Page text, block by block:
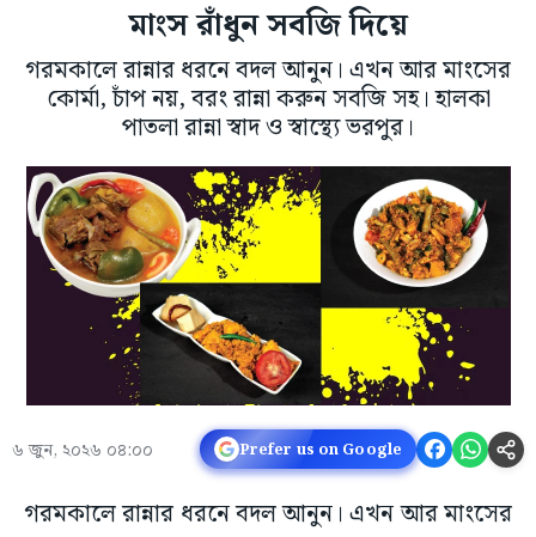
মাংস রাঁধুন সবজি দিয়ে
গরমকালে রান্নার ধরনে বদল আনুন। এখন আর মাংসের
কোর্মা, চাঁপ নয়, বরং রান্না করুন সবজি সহ। হালকা
পাতলা রান্না স্বাদ ও স্বাস্থ্যে ভরপুর।
৬ জুন, ২০২৬ ০৪:০০ Prefer us on Google
গরমকালে রান্নার ধরনে বদল আনুন। এখন আর মাংসের